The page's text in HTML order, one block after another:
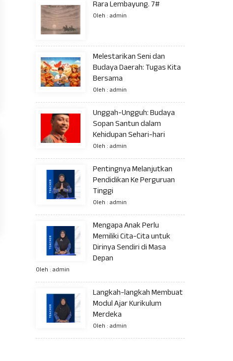
Rara Lembayung. 7#
Oleh : admin
Melestarikan Seni dan
Budaya Daerah: Tugas Kita
Bersama
Oleh : admin
Unggah-Ungguh: Budaya
Sopan Santun dalam
Kehidupan Sehari-hari
Oleh : admin
Pentingnya Melanjutkan
Pendidikan Ke Perguruan
Tinggi
Oleh : admin
Mengapa Anak Perlu
Memiliki Cita-Cita untuk
Dirinya Sendiri di Masa
Depan
Oleh : admin
Langkah-langkah Membuat
Modul Ajar Kurikulum
Merdeka
Oleh : admin